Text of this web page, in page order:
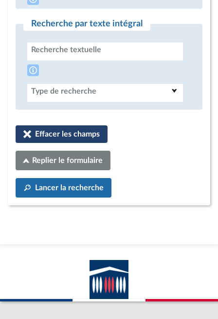
Recherche par texte intégral
Recherche textuelle
Type de recherche
Effacer les champs
Replier le formulaire
Lancer la recherche